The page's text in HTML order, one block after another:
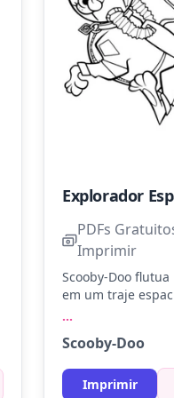
PDFs
Imprimir
Scooby-Doo flutua
em um traje
celeste, o capacete
claro e a nave em
Experimente usar
...
Scooby-Doo
Imprimir